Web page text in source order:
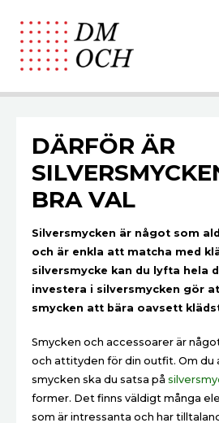
DÄRFÖR ÄR
BRA VAL
Silversmycken är något som
och är enkla att matcha med
silversmycke kan du lyfta hela
investera i silversmycken gör
smycken att bära oavsett
Smycken och accessoarer är
och attityden för din outfit. Om du
smycken ska du satsa på
former. Det finns väldigt många
som är intressanta och har